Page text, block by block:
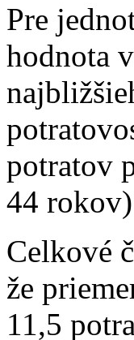
Pre
hodnota
potratov
44
Celkové
že
11,5